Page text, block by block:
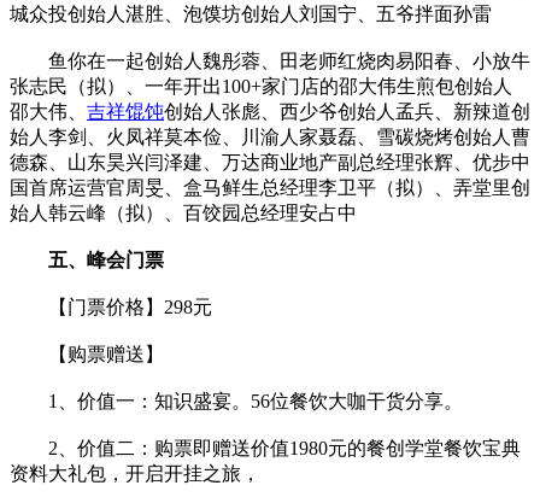
城众投创始人湛胜、泡馍坊创始人刘国宁、五爷拌面孙雷
鱼你在一起创始人魏彤蓉、田老师红烧肉易阳春、小放牛
张志民（拟）、一年开出100+家门店的邵大伟生煎包创始人
邵大伟、 吉祥馄饨创始人张彪、西少爷创始人孟兵、新辣道创
始人李剑、火凤祥莫本俭、川渝人家聂磊、雪碳烧烤创始人曹
德森、山东昊兴闫泽建、万达商业地产副总经理张辉、优步中
国首席运营官周旻、盒马鲜生总经理李卫平（拟）、弄堂里创
始人韩云峰（拟）、百饺园总经理安占中
五、峰会门票
【门票价格】298元
【购票赠送】
1、价值一：知识盛宴。56位餐饮大咖干货分享。
2、价值二：购票即赠送价值1980元的餐创学堂餐饮宝典
资料大礼包，开启开挂之旅，